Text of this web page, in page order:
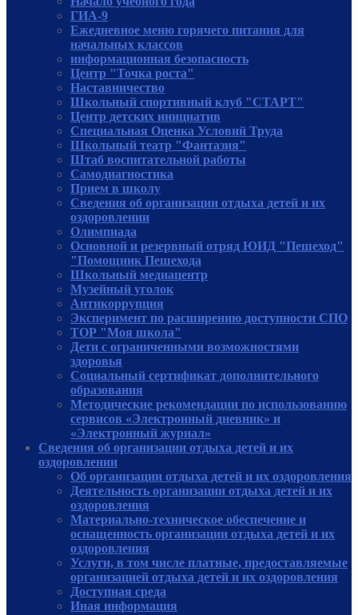
ГИА-9
Ежедневное меню горячего питания для
начальных классов
информационная безопасность
Центр "Точка роста"
Наставничество
Школьный спортивный клуб "СТАРТ"
Центр детских инициатив
Специальная Оценка Условий Труда
Школьный театр "Фантазия"
Штаб воспитательной работы
Самодиагностика
Прием в школу
Сведения об организации отдыха детей и их
оздоровлении
Олимпиада
Основной и резервный отряд ЮИД "Пешеход"
"Помощник Пешехода
Школьный медиацентр
Музейный уголок
Антикоррупция
Эксперимент по расширению доступности СПО
ТОР "Моя школа"
Дети с ограниченными возможностями
здоровья
Социальный сертификат дополнительного
образования
Методические рекомендации по использованию
сервисов «Электронный дневник» и
«Электронный журнал»
Сведения об организации отдыха детей и их
оздоровлении
Об организации отдыха детей и их оздоровления
Деятельность организации отдыха детей и их
оздоровления
Материально-техническое обеспечение и
оснащенность организации отдыха детей и их
оздоровления
Услуги, в том числе платные, предоставляемые
организацией отдыха детей и их оздоровления
Доступная среда
Иная информация